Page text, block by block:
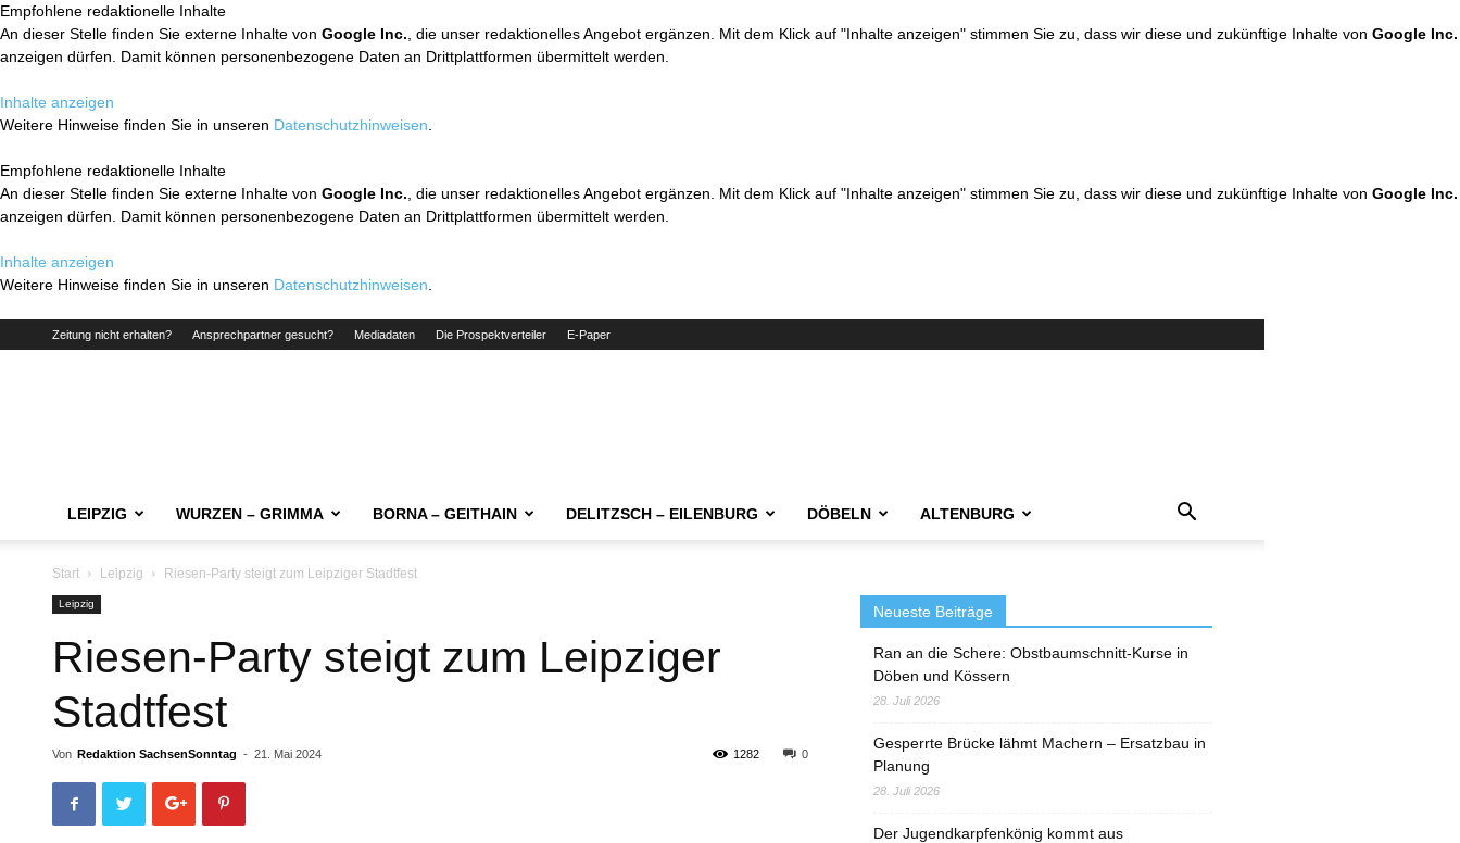
Empfohlene redaktionelle Inhalte
An dieser Stelle finden Sie externe Inhalte von Google Inc. , die unser redaktionelles Angebot ergänzen. Mit dem Klick auf "Inhalte anzeigen" stimmen Sie zu, dass wir diese und zukünftige Inhalte von Google Inc.
anzeigen dürfen. Damit können personenbezogene Daten an Drittplattformen übermittelt werden.
Inhalte anzeigen
Weitere Hinweise finden Sie in unseren Datenschutzhinweisen
Empfohlene redaktionelle Inhalte
An dieser Stelle finden Sie externe Inhalte von Google Inc. , die unser redaktionelles Angebot ergänzen. Mit dem Klick auf "Inhalte anzeigen" stimmen Sie zu, dass wir diese und zukünftige Inhalte von Google Inc.
anzeigen dürfen. Damit können personenbezogene Daten an Drittplattformen übermittelt werden.
Inhalte anzeigen
Weitere Hinweise finden Sie in unseren Datenschutzhinweisen
Zeitung nicht erhalten? Ansprechpartner gesucht? Mediadaten Die Prospektverteiler E-Paper
LEIPZIG WURZEN – GRIMMA BORNA – GEITHAIN DELITZSCH – EILENBURG DÖBELN ALTENBURG
Start Leipzig Riesen-Party steigt zum Leipziger Stadtfest
Leipzig
Riesen-Party steigt zum Leipziger
Stadtfest
Von Redaktion SachsenSonntag - 21. Mai 2024 0
1282
Neueste Beiträge
Ran an die Schere: Obstbaumschnitt-Kurse in
Döben und Kössern
28. Juli 2026
Gesperrte Brücke lähmt Machern – Ersatzbau in
Planung
28. Juli 2026
Der Jugendkarpfenkönig kommt aus